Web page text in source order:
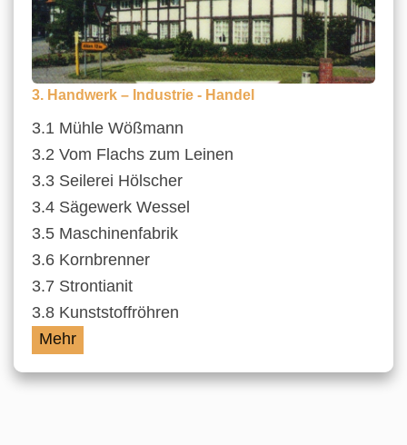
3. Handwerk – Industrie - Handel
3.1 Mühle Wößmann
3.2 Vom Flachs zum Leinen
3.3 Seilerei Hölscher
3.4 Sägewerk Wessel
3.5 Maschinenfabrik
3.6 Kornbrenner
3.7 Strontianit
3.8 Kunststoffröhren
Mehr